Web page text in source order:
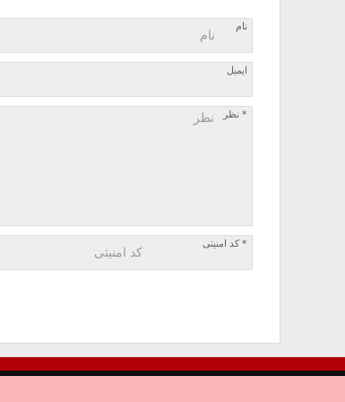
نام
ایمیل
* نظر
* کد امنیتی